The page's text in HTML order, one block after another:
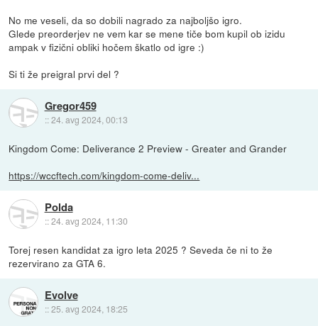
No me veseli, da so dobili nagrado za najboljšo igro.
Glede preorderjev ne vem kar se mene tiče bom kupil ob izidu
ampak v fizični obliki hočem škatlo od igre :)
Si ti že preigral prvi del ?
Gregor459
::24. avg 2024, 00:13
Kingdom Come: Deliverance 2 Preview - Greater and Grander
https://wccftech.com/kingdom-come-deliv...
Polda
::24. avg 2024, 11:30
Torej resen kandidat za igro leta 2025 ? Seveda če ni to že
rezervirano za GTA 6.
Evolve
::25. avg 2024, 18:25